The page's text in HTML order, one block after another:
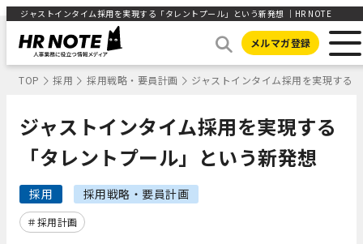
ジャストインタイム採用を実現する「タレントプール」という新発想 ｜HR NOTE
メルマガ登録
TOP 採用 採用戦略・要員計画 ジャストインタイム採用を実現する
ジャストインタイム採用を実現する
「タレントプール」という新発想
採用 採用戦略・要員計画
採用計画